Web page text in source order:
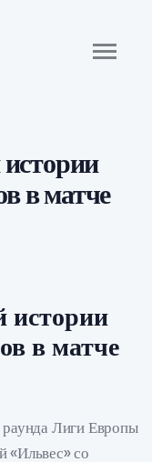
истории
в матче
истории
в матче
раунда Лиги Европы
«Ильвес» со